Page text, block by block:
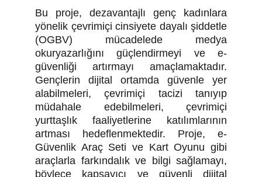
Bu proje, dezavantajlı genç kadınlara
yönelik çevrimiçi cinsiyete dayalı şiddetle
(OGBV) mücadelede medya
okuryazarlığını güçlendirmeyi ve e-
güvenliği artırmayı amaçlamaktadır.
Gençlerin dijital ortamda güvenle yer
alabilmeleri, çevrimiçi tacizi tanıyıp
müdahale edebilmeleri, çevrimiçi
yurttaşlık faaliyetlerine katılımlarının
artması hedeflenmektedir. Proje, e-
Güvenlik Araç Seti ve Kart Oyunu gibi
araçlarla farkındalık ve bilgi sağlamayı,
böylece kapsayıcı ve güvenli dijital